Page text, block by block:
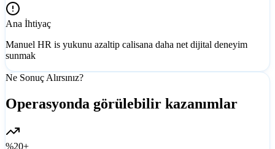
Ana İhtiyaç
Manuel HR is yukunu azaltip calisana daha net dijital deneyim
sunmak
Ne Sonuç Alırsınız?
Operasyonda görülebilir kazanımlar
%20+